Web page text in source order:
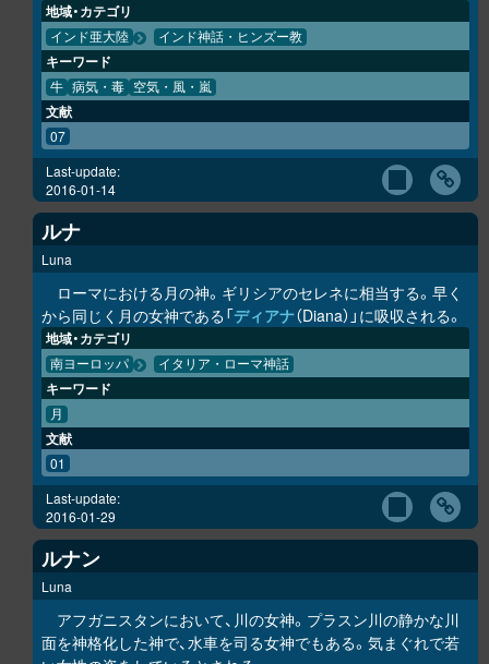
地域・カテゴリ
インド亜大陸 インド神話・ヒンズー教
キーワード
牛 病気・毒 空気・風・嵐
文献
07
Last-update:
2016-01-14
ルナ
Luna
ローマにおける月の神。ギリシアのセレネに相当する。早く
から同じく月の女神である「ディアナ（Diana）」に吸収される。
地域・カテゴリ
南ヨーロッパ イタリア・ローマ神話
キーワード
月
文献
01
Last-update:
2016-01-29
ルナン
Luna
アフガニスタンにおいて、川の女神。プラスン川の静かな川
面を神格化した神で、水車を司る女神でもある。気まぐれで若